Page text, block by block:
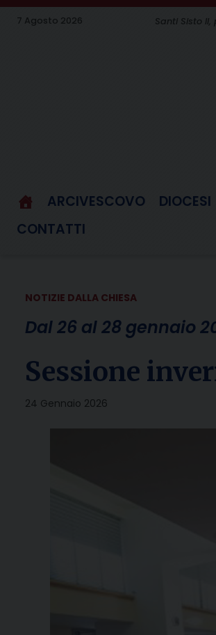
Skip
7 Agosto 2026 Santi Sisto
ARCIVESCOVO DIOCESI
CONTATTI
NOTIZIE DALLA CHIESA
Dal 26 al 28 gennaio
Sessione
24 Gennaio 2026